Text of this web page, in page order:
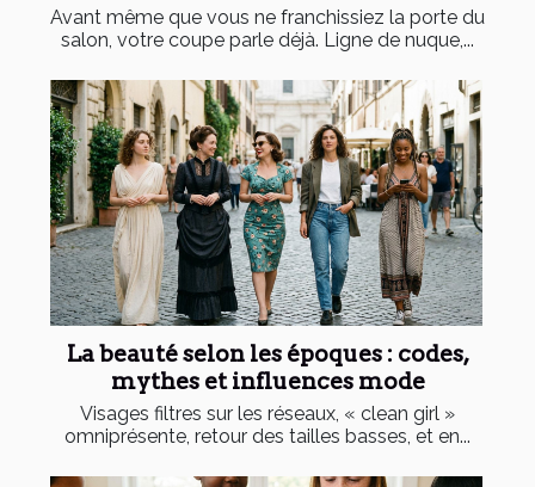
Avant même que vous ne franchissiez la porte du
salon, votre coupe parle déjà. Ligne de nuque,...
La beauté selon les époques : codes,
mythes et influences mode
Visages filtres sur les réseaux, « clean girl »
omniprésente, retour des tailles basses, et en...